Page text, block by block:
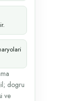
dogru
ve